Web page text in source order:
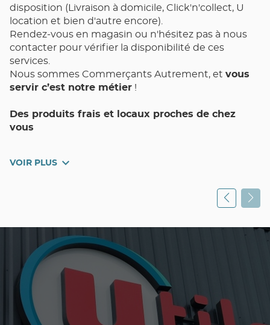
disposition (Livraison à domicile, Click'n'collect, U
location et bien d'autre encore).
Rendez-vous en magasin ou n'hésitez pas à nous
contacter pour vérifier la disponibilité de ces
services.
Nous sommes Commerçants Autrement, et vous
servir c’est notre métier !
Des produits frais et locaux proches de chez
vous
toute son équipe met un point d’honneur à vous
VOIR PLUS